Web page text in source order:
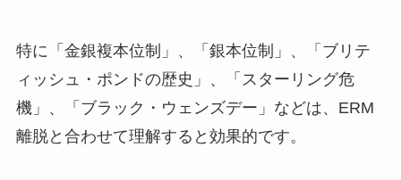
特に「金銀複本位制」、「銀本位制」、「ブリテ
ィッシュ・ポンドの歴史」、「スターリング危
機」、「ブラック・ウェンズデー」などは、ERM
離脱と合わせて理解すると効果的です。